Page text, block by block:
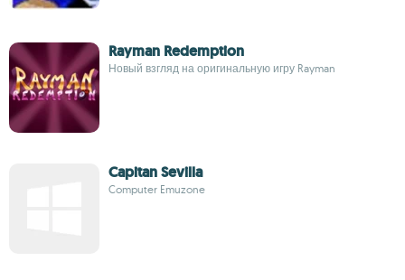
Rayman Redemption
Новый взгляд на оригинальную игру Rayman
Capitan Sevilla
Computer Emuzone